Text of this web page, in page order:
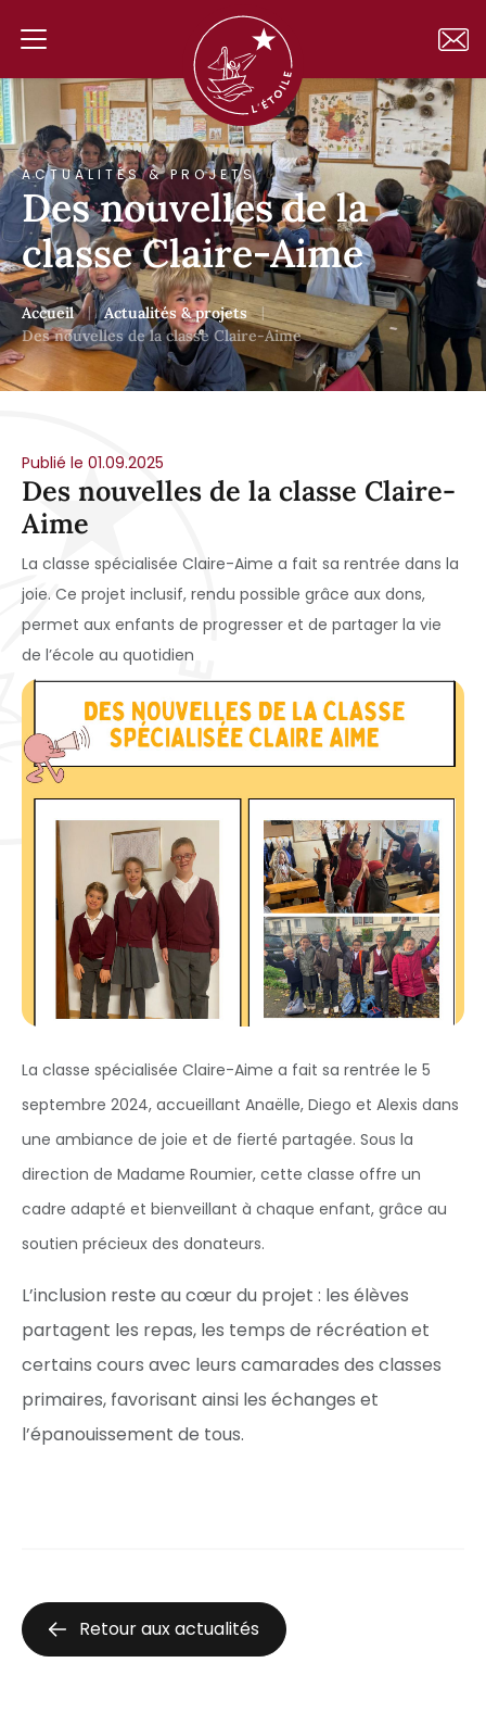
ACTUALITÉS & PROJETS
Des nouvelles de la
classe Claire-Aime
Accueil
Actualités & projets
Des nouvelles de la classe Claire-Aime
Publié le 01.09.2025
Des nouvelles de la classe Claire-
Aime
La classe spécialisée Claire-Aime a fait sa rentrée dans la
joie. Ce projet inclusif, rendu possible grâce aux dons,
permet aux enfants de progresser et de partager la vie
de l’école au quotidien
La classe spécialisée Claire-Aime a fait sa rentrée le 5
septembre 2024, accueillant Anaëlle, Diego et Alexis dans
une ambiance de joie et de fierté partagée. Sous la
direction de Madame Roumier, cette classe offre un
cadre adapté et bienveillant à chaque enfant, grâce au
soutien précieux des donateurs.
L’inclusion reste au cœur du projet : les élèves
partagent les repas, les temps de récréation et
certains cours avec leurs camarades des classes
primaires, favorisant ainsi les échanges et
l’épanouissement de tous.
Retour aux actualités